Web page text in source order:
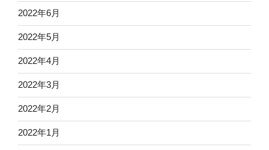
2022年6月
2022年5月
2022年4月
2022年3月
2022年2月
2022年1月